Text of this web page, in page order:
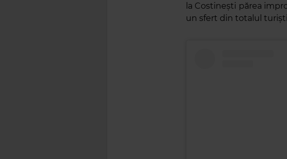
la Costinești părea
un sfert din totalul